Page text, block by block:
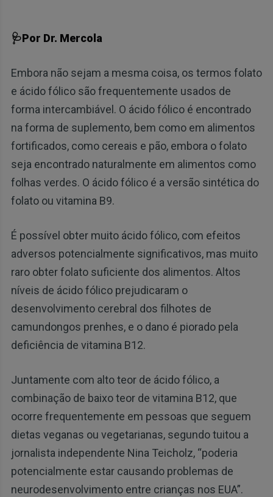
🩺Por Dr. Mercola
Embora não sejam a mesma coisa, os termos folato
e ácido fólico são frequentemente usados de
forma intercambiável. O ácido fólico é encontrado
na forma de suplemento, bem como em alimentos
fortificados, como cereais e pão, embora o folato
seja encontrado naturalmente em alimentos como
folhas verdes. O ácido fólico é a versão sintética do
folato ou vitamina B9.
É possível obter muito ácido fólico, com efeitos
adversos potencialmente significativos, mas muito
raro obter folato suficiente dos alimentos. Altos
níveis de ácido fólico prejudicaram o
desenvolvimento cerebral dos filhotes de
camundongos prenhes, e o dano é piorado pela
deficiência de vitamina B12.
Juntamente com alto teor de ácido fólico, a
combinação de baixo teor de vitamina B12, que
ocorre frequentemente em pessoas que seguem
dietas veganas ou vegetarianas, segundo tuitou a
jornalista independente Nina Teicholz, “poderia
potencialmente estar causando problemas de
neurodesenvolvimento entre crianças nos EUA”.